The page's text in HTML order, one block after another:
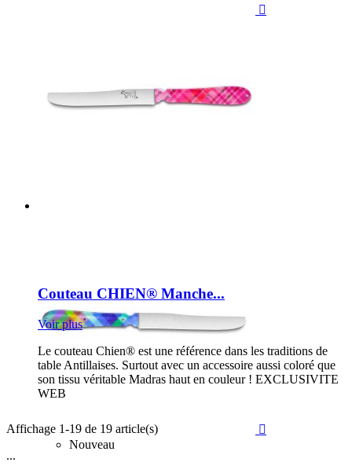


Nouveau
Couteau CHIEN® Manche...
Voir plus
Le couteau Chien® est une référence dans les traditions de
table Antillaises. Surtout avec un accessoire aussi coloré que
son tissu véritable Madras haut en couleur ! EXCLUSIVITE
WEB
Affichage 1-19 de 19 article(s)
...